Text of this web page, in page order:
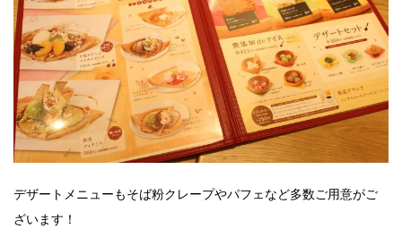
デザートメニューもそば粉クレープやパフェなど多数ご用意がご
ざいます！